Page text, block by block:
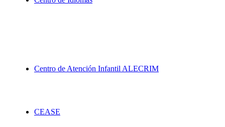
Centro de Atención Infantil ALECRIM
CEASE